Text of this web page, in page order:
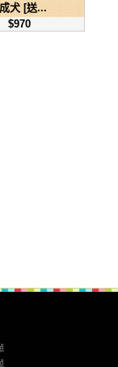
犬 [送...
$970